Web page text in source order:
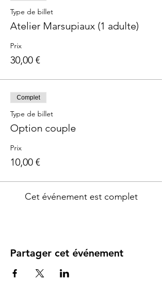
Type de billet
Atelier Marsupiaux (1 adulte)
Prix
30,00 €
Complet
Type de billet
Option couple
Prix
10,00 €
Cet événement est complet
Partager cet événement